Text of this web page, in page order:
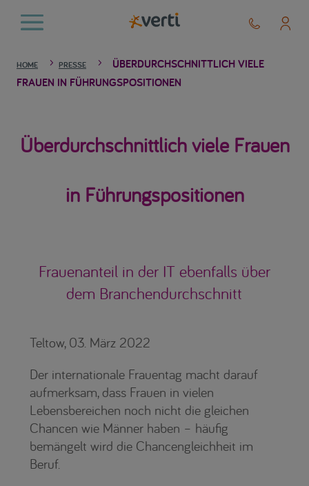
HOME 5 PRESSE 5
ÜBERDURCHSCHNITTLICH VIELE
FRAUEN IN FÜHRUNGSPOSITIONEN
Überdurchschnittlich viele Frauen
in Führungspositionen
Frauenanteil in der IT ebenfalls über
dem Branchendurchschnitt
Teltow, 03. März 2022
Der internationale Frauentag macht darauf
aufmerksam, dass Frauen in vielen
Lebensbereichen noch nicht die gleichen
Chancen wie Männer haben – häufig
bemängelt wird die Chancengleichheit im
Beruf.